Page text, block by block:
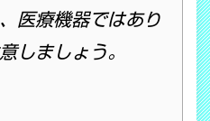
医療機器ではあり
しましょう。